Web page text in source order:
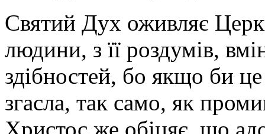
Святий Дух оживляє
людини, з її роздумів,
здібностей, бо якщо би
згасла, так само, як
Христос же обіцяє, що